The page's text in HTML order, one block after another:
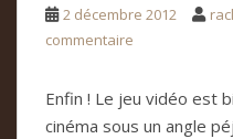
2 décembre 2012
commentaire
Enfin ! Le jeu vidéo est
cinéma sous un angle